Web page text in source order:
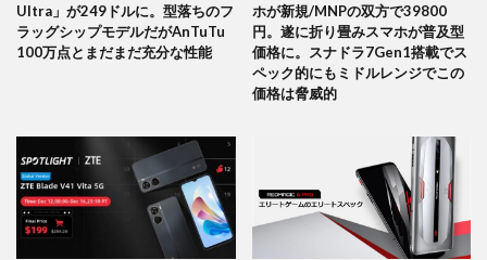
Ultra」が249ドルに。型落ちのフ
ラッグシップモデルだがAnTuTu
100万点とまだまだ充分な性能
ホが新規/MNPの双方で39800
円。遂に折り畳みスマホが普及型
価格に。スナドラ7Gen1搭載でス
ペック的にもミドルレンジでこの
価格は脅威的